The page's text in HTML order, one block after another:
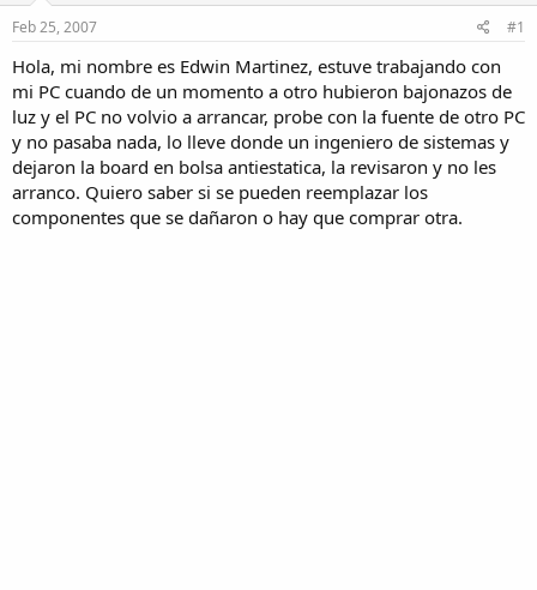
n
c
i
o
Feb 25, 2007 #1
Hola, mi nombre es Edwin Martinez, estuve trabajando con
mi PC cuando de un momento a otro hubieron bajonazos de
luz y el PC no volvio a arrancar, probe con la fuente de otro PC
y no pasaba nada, lo lleve donde un ingeniero de sistemas y
dejaron la board en bolsa antiestatica, la revisaron y no les
arranco. Quiero saber si se pueden reemplazar los
componentes que se dañaron o hay que comprar otra.